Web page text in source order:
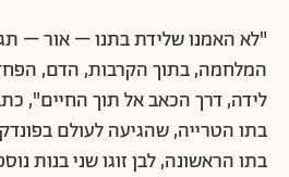
"לא האמנו שלידת בתנו – אור –
המלחמה, בתוך הקרבות, הדם,
לידה, דרך הכאב אל תוך החיים",
בתו הטרייה, שהגיעה לעולם
בתו הראשונה, לבן זוגו שני בנות